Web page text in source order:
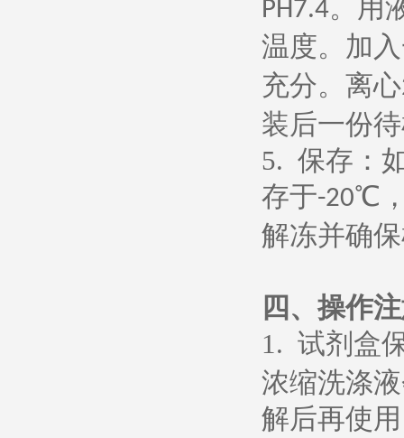
PH7.4。用
温度。加
充分。离心
装后一份
5. 保存：
存于-20℃
解冻并确
四、操作
1. 试剂盒
浓缩洗涤
解后再使